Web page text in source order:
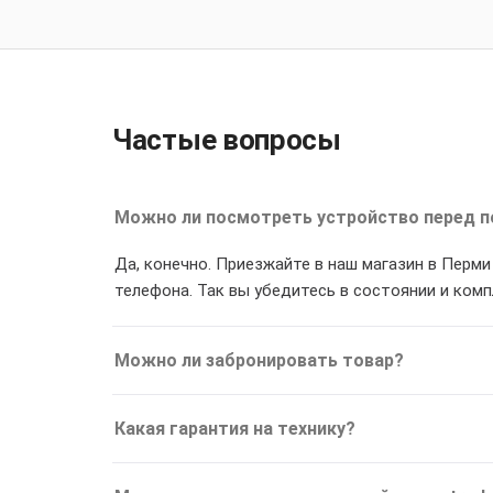
Частые вопросы
Можно ли посмотреть устройство перед
Да, конечно. Приезжайте в наш магазин в
телефона. Так вы убедитесь в состоянии и
Можно ли забронировать товар?
Какая гарантия на технику?